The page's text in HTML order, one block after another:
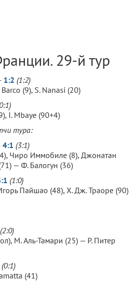
29-й тур
1:2 (1:2)
(9), S. Nanasi (20)
I. Mbaye (90+4)
тура:
4:1 (3:1)
Чиро Иммобиле (8), Джонатан
— Ф. Балогун (36)
(1:0)
Пайшао (48), Х. Дж. Траоре (90)
(2:0)
M. Аль-Тамари (25) — P. Питер
(0:1)
(41)